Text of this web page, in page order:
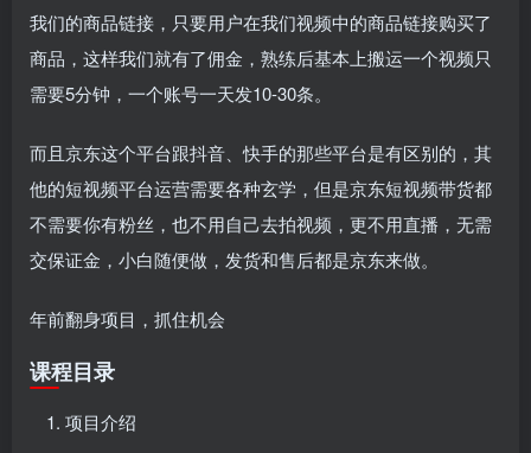
我们的商品链接，只要用户在我们视频中的商品链接购买了
商品，这样我们就有了佣金，熟练后基本上搬运一个视频只
需要5分钟，一个账号一天发10-30条。
而且京东这个平台跟抖音、快手的那些平台是有区别的，其
他的短视频平台运营需要各种玄学，但是京东短视频带货都
不需要你有粉丝，也不用自己去拍视频，更不用直播，无需
交保证金，小白随便做，发货和售后都是京东来做。
年前翻身项目，抓住机会
课程目录
项目介绍